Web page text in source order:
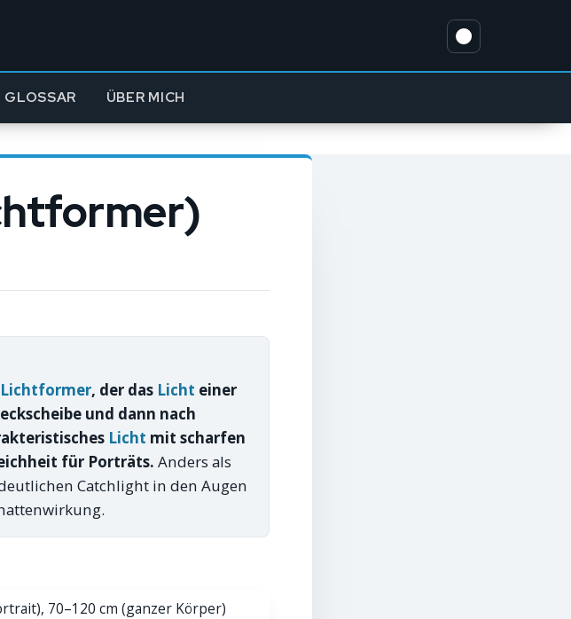
GLOSSAR ÜBER MICH
Lichtformer, der das Licht einer
und dann nach
Licht mit scharfen
für Porträts. Anders als
Catchlight in den Augen
70–120 cm (ganzer Körper)